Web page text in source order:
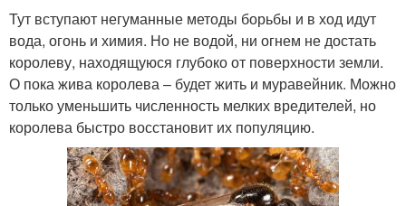
Тут вступают негуманные методы борьбы и в ход идут
вода, огонь и химия. Но не водой, ни огнем не достать
королеву, находящуюся глубоко от поверхности земли.
О пока жива королева – будет жить и муравейник. Можно
только уменьшить численность мелких вредителей, но
королева быстро восстановит их популяцию.